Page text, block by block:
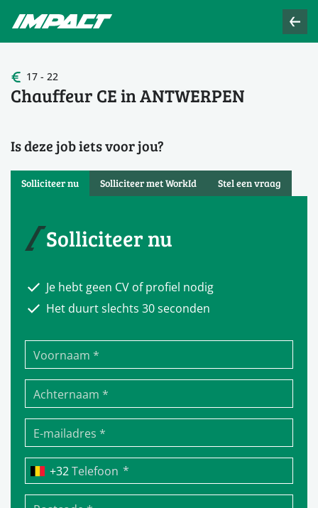
Chauffeur CE in ANTWERPEN
17 - 22
Is deze job iets voor jou?
Solliciteer nu Solliciteer met WorkId Stel een vraag
Solliciteer nu
Je hebt geen CV of profiel nodig
Het duurt slechts 30 seconden
Telefoon *